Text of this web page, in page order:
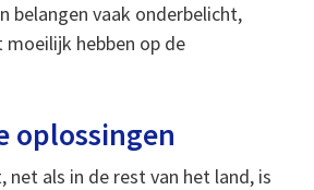
belangen vaak onderbelicht,
hebben op de
oplossingen
net als in de rest van het land, is